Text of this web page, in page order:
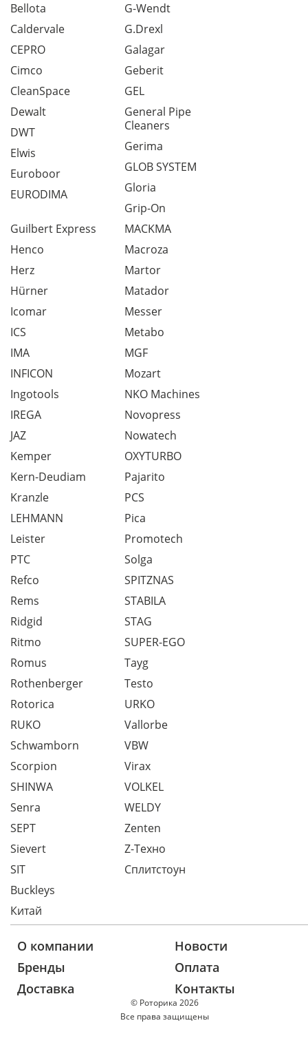
Bellota
Caldervale
CEPRO
Cimco
CleanSpace
Dewalt
DWT
Elwis
Euroboor
EURODIMA
G-Wendt
G.Drexl
Galagar
Geberit
GEL
General Pipe
Cleaners
Gerima
GLOB SYSTEM
Gloria
Grip-On
Guilbert Express
Henco
Herz
Hürner
Icomar
ICS
IMA
INFICON
Ingotools
IREGA
JAZ
Kemper
Kern-Deudiam
Kranzle
LEHMANN
Leister
MACKMA
Macroza
Martor
Matador
Messer
Metabo
MGF
Mozart
NKO Machines
Novopress
Nowatech
OXYTURBO
Pajarito
PCS
Pica
Promotech
PTC
Refco
Rems
Ridgid
Ritmo
Romus
Rothenberger
Rotorica
RUKO
Schwamborn
Scorpion
SHINWA
Senra
SEPT
Sievert
SIT
Solga
SPITZNAS
STABILA
STAG
SUPER-EGO
Tayg
Testo
URKO
Vallorbe
VBW
Virax
VOLKEL
WELDY
Zenten
Z-Техно
Сплитстоун
Buckleys
Китай
© Роторика 2026
Все права защищены
О компании
Новости
Бренды
Оплата
Доставка
Контакты